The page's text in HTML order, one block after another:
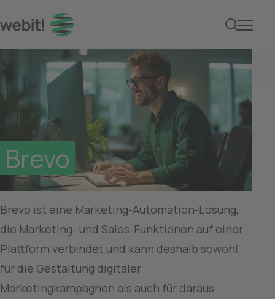
Brevo
Brevo
Brevo ist eine Marketing-Automation-Lösung,
die Marketing- und Sales-Funktionen auf einer
Plattform verbindet und kann deshalb sowohl
für die Gestaltung digitaler
Marketingkampagnen als auch für daraus